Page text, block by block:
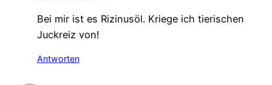
Bei mir ist es Rizinusöl. Kriege ich tierischen
Juckreiz von!
Antworten